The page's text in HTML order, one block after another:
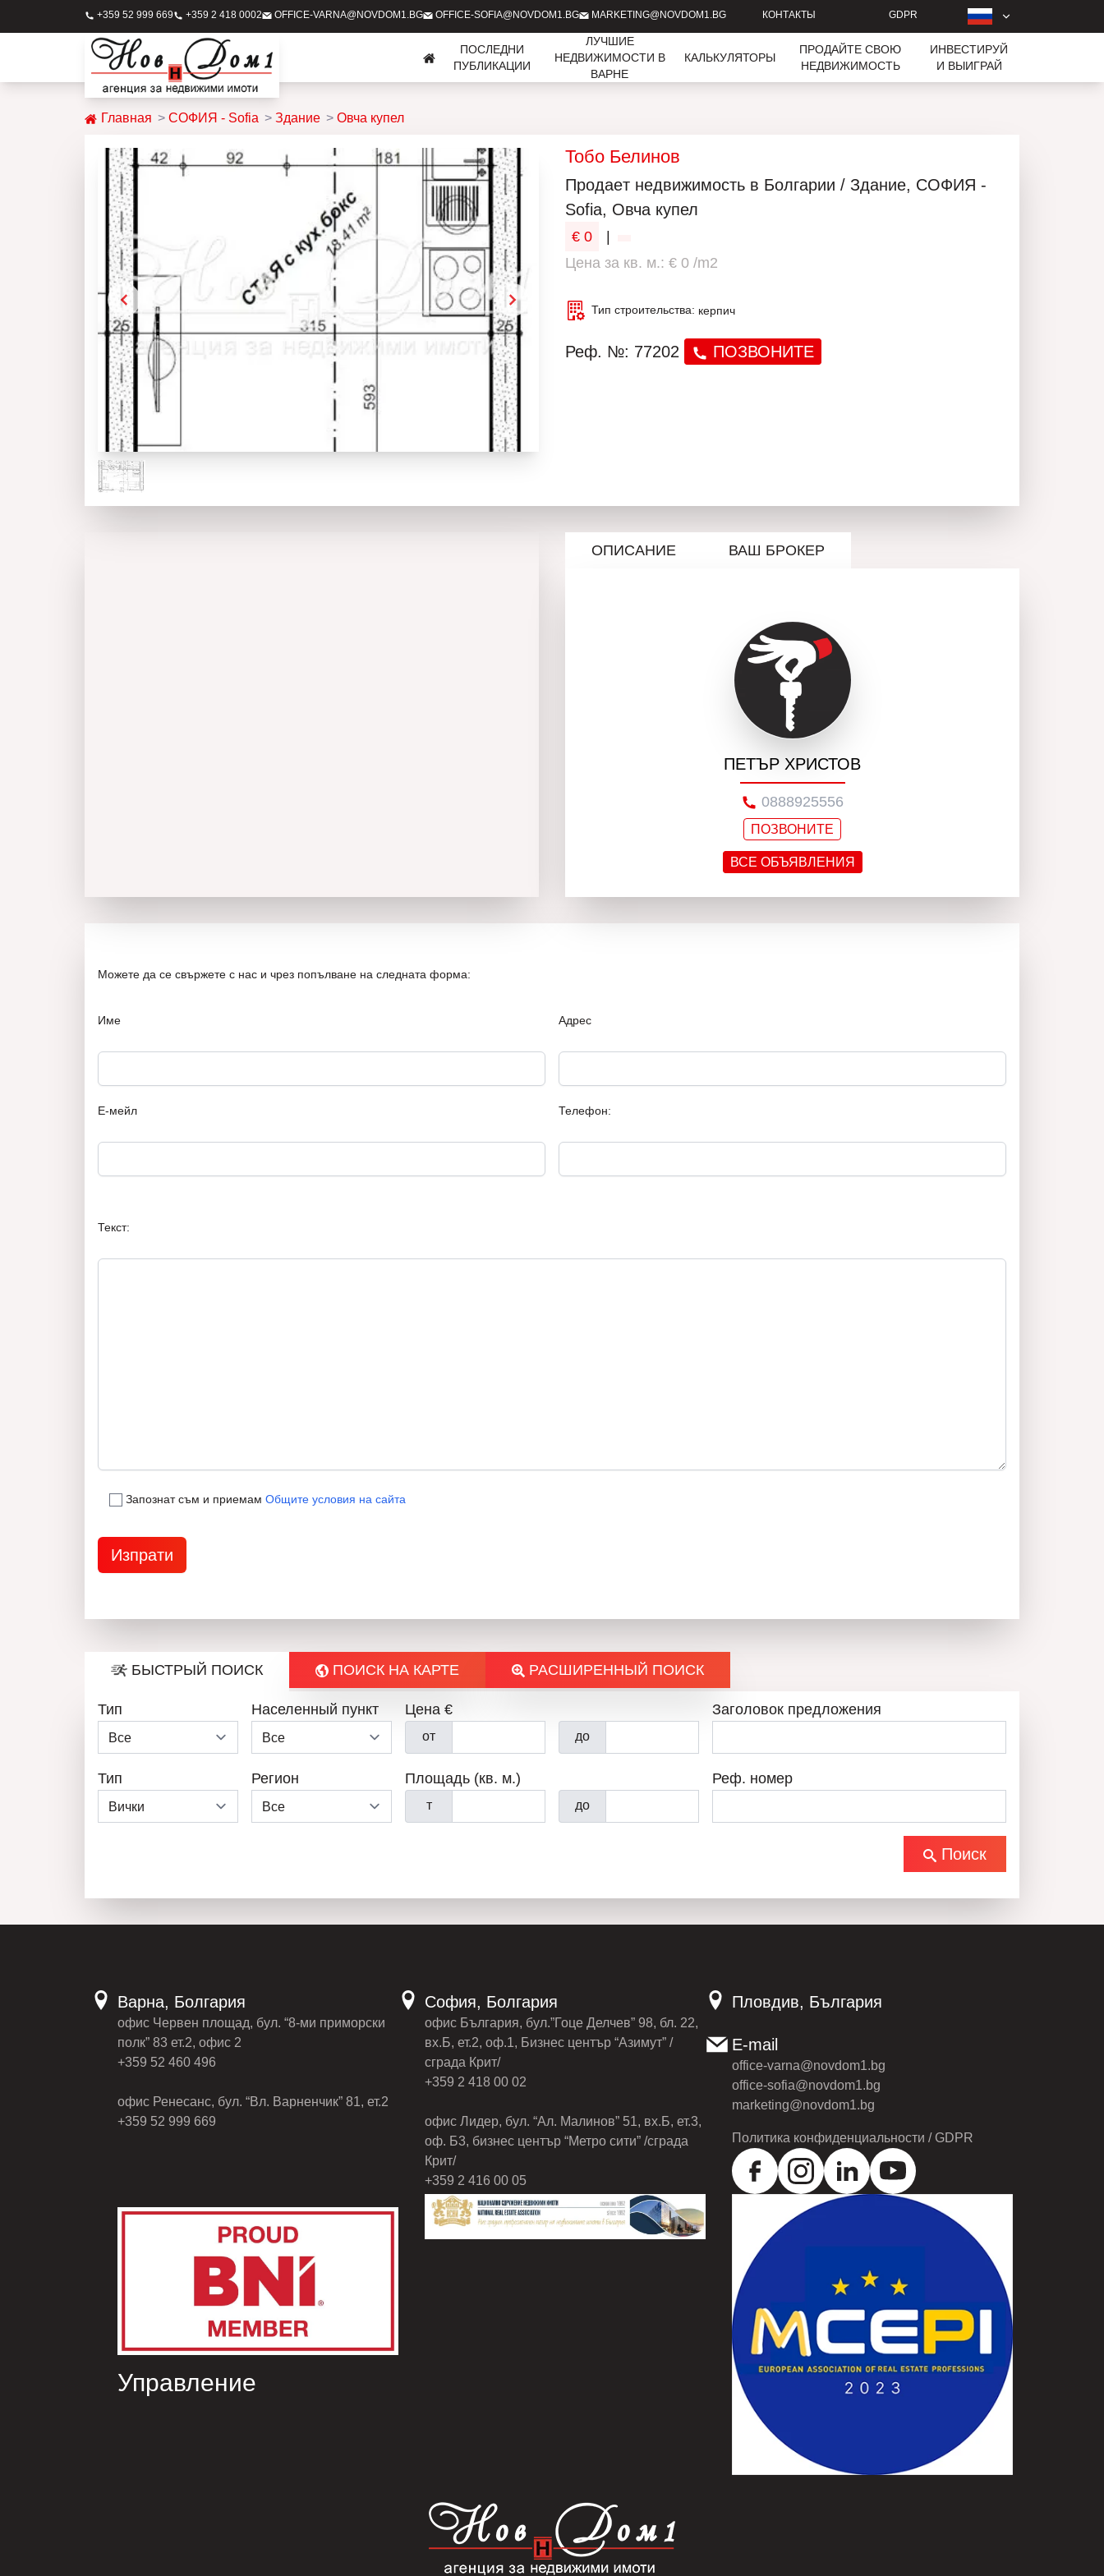
+359 52 999 669 +359 2 418 0002 OFFICE-VARNA@NOVDOM1.BG OFFICE-SOFIA@NOVDOM1.BG MARKETING@NOVDOM1.BG КОНТАКТЫ GDPR
ПОСЛЕДНИ
ПУБЛИКАЦИИ
ЛУЧШИЕ
НЕДВИЖИМОСТИ В
ВАРНЕ
КАЛЬКУЛЯТОРЫ
ПРОДАЙТЕ СВОЮ
НЕДВИЖИМОСТЬ
ИНВЕСТИРУЙ
И ВЫИГРАЙ
Главная СОФИЯ - Sofia Здание Овча купел
Тобо Белинов
Продаeт недвижимость в Болгарии / Здание, СОФИЯ -
Sofia, Овча купел
€ 0
Цена за кв. м.: € 0 /m2
Тип строительства: керпич
Реф. №: 77202 ПОЗВОНИТЕ
ОПИСАНИЕ ВАШ БРОКЕР
ПЕТЪР ХРИСТОВ
0888925556
ПОЗВОНИТЕ
ВСЕ ОБЪЯВЛЕНИЯ
Можете да се свържете с нас и чрез попълване на следната форма:
Име
Е-мейл
Адрес
Телефон:
Текст:
Запознат съм и приемам Общите условия на сайта
БЫСТРЫЙ ПОИСК ПОИСК НА КАРТЕ РАСШИРЕННЫЙ ПОИСК
Тип Населенный пункт
Тип Регион
Цена €
от до
Площадь (кв. м.)
т до
Заголовок предложения
Реф. номер
Поиск
Варна, Болгария
офис Червен площад, бул. “8-ми приморски
полк” 83 ет.2, офис 2
+359 52 460 496
офис Ренесанс, бул. “Вл. Варненчик” 81, ет.2
+359 52 999 669
София, Болгария
офис България, бул.”Гоце Делчев” 98, бл. 22,
вх.Б, ет.2, оф.1, Бизнес център “Азимут” /
сграда Крит/
+359 2 418 00 02
офис Лидер, бул. “Ал. Малинов” 51, вх.Б, ет.3,
оф. Б3, бизнес център “Метро сити” /сграда
Крит/
+359 2 416 00 05
Пловдив, България
E-mail
office-varna@novdom1.bg
office-sofia@novdom1.bg
marketing@novdom1.bg
Политика конфиденциальности / GDPR
Управление